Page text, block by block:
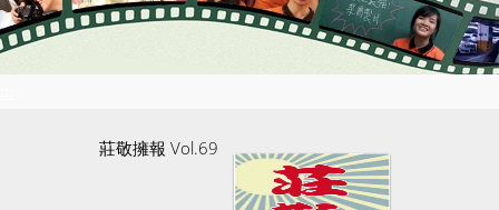
莊敬擁報 Vol.69